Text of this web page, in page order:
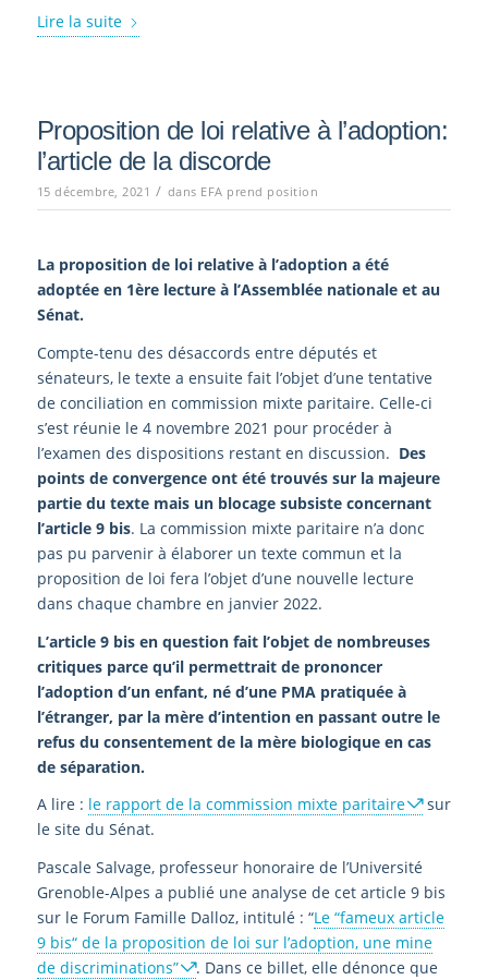
Lire la suite
Proposition de loi relative à l’adoption:
l’article de la discorde
15 décembre, 2021 / dans EFA prend position
La proposition de loi relative à l’adoption a été
adoptée en 1ère lecture à l’Assemblée nationale et au
Sénat.
Compte-tenu des désaccords entre députés et
sénateurs, le texte a ensuite fait l’objet d’une tentative
de conciliation en commission mixte paritaire. Celle-ci
s’est réunie le 4 novembre 2021 pour procéder à
l’examen des dispositions restant en discussion. Des
points de convergence ont été trouvés sur la majeure
partie du texte mais un blocage subsiste concernant
l’article 9 bis. La commission mixte paritaire n’a donc
pas pu parvenir à élaborer un texte commun et la
proposition de loi fera l’objet d’une nouvelle lecture
dans chaque chambre en janvier 2022.
L’article 9 bis en question fait l’objet de nombreuses
critiques parce qu’il permettrait de prononcer
l’adoption d’un enfant, né d’une PMA pratiquée à
l’étranger, par la mère d’intention en passant outre le
refus du consentement de la mère biologique en cas
de séparation.
A lire : le rapport de la commission mixte paritaire
sur
le site du Sénat.
Pascale Salvage, professeur honoraire de l’Université
Grenoble-Alpes a publié une analyse de cet article 9 bis
sur le Forum Famille Dalloz, intitulé : “Le “fameux article
9 bis“ de la proposition de loi sur l’adoption, une mine
de discriminations”
. Dans ce billet, elle dénonce que